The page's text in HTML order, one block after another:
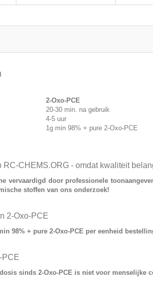
2-Oxo-PCE
20-30 min. na gebruik
4-5 uur
1g min 98% + pure 2-Oxo-PCE
RC-CHEMS.ORG - omdat kwaliteit
vervaardigd door professionele
stoffen van ons onderzoek!
2-Oxo-PCE
98% + pure 2-Oxo-PCE per eenheid
PCE
sinds 2-Oxo-PCE is niet voor menselijke